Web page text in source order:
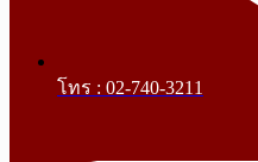
โทร : 02-740-3211